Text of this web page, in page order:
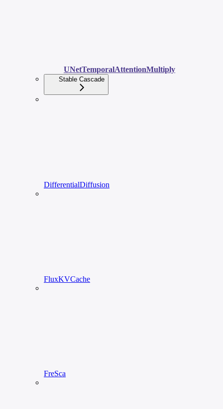
UNetTemporalAttentionMultiply
Stable Cascade
DifferentialDiffusion
FluxKVCache
FreSca